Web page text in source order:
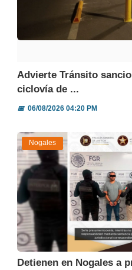
Advierte Tránsito
ciclovía de ...
📅06/08/2026 04:20 PM
Nogales
Detienen en Nogales a